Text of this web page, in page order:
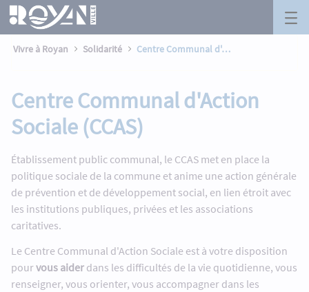
Panneau de gestion des cookies
Saut au contenu principal
Centre Communal d&#39;Action
Vivre à Royan Solidarité Centre Communal d'Action Sociale (CCAS)
Centre Communal d'Action
Sociale (CCAS)
Établissement public communal, le CCAS met en place la
politique sociale de la commune et anime une action générale
de prévention et de développement social, en lien étroit avec
les institutions publiques, privées et les associations
caritatives.
Le Centre Communal d'Action Sociale est à votre disposition
pourvous aider dans les difficultés de la vie quotidienne, vous
renseigner, vous orienter, vous accompagner dans les